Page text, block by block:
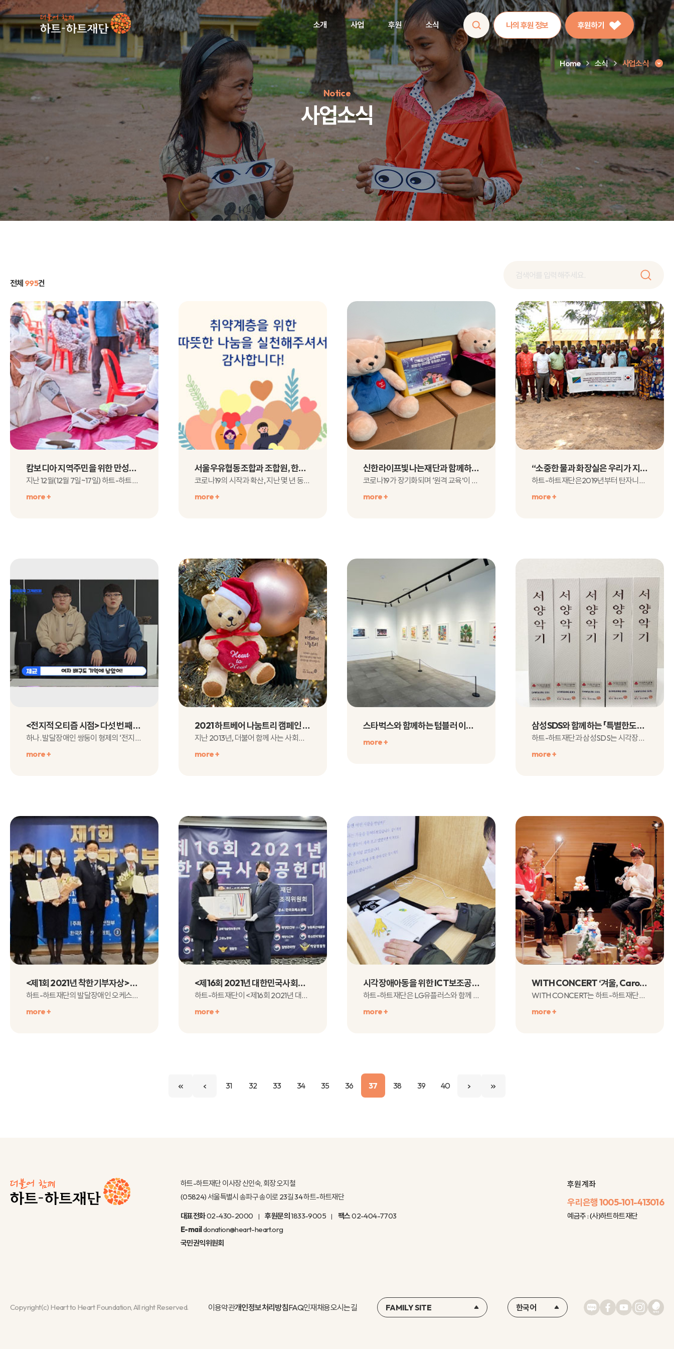
소개 사업 후원 소식 나의 후원 정보 후원하기
인기 키워드 #정기후원 #하트플레이스#캠페인#팬덤후원
Home 소식 사업소식
Notice
사업소식
사업소식
전체 995건
캄보디아 지역주민을 위한 만성질환관리센터 오픈
지난 12월(12월 7일~17일) 하트-하트재단 캄보디아 지부는 트마..
more +
서울우유협동조합과 조합원, 한컴과 함께한 취약계층아동 지원!
코로나19의 시작과 확산, 지난 몇 년 동안 취약계층 아동들의 경우 ..
more +
신한라이프빛나는재단과 함께하는 『IT학습교구 지원사업』 따뜻한 나눔의 소식!
코로나19가 장기화되며 ‘원격 교육’이 늘어나고 디지털 전환에..
more +
“소중한 물과 화장실은 우리가 지킬 거예요!”
하트-하트재단은2019년부터 탄자니아..
more +
<전지적 오티즘 시점> 다섯 번째 이야기
하나. 발달장애인 쌍둥이 형제의 ‘전지적 오티즘 시점’의 다섯 번째 이야기,&n..
more +
2021 하트베어 나눔트리 캠페인 소식
지난 2013년, 더불어 함께 사는 사회를 만들고자 시작된 『하트베어..
more +
스타벅스와 함께하는 텀블러 이미지 공모전 전시
more +
삼성SDS와 함께하는 「특별한도서」 언택트 봉사활동
하트-하트재단과 삼성SDS는 시각장애아동에게 꿈과 비전을 제시하고책 ..
more +
<제1회 2021년 착한기부자상> 행정안전부 장관상 수상!
하트-하트재단의 발달장애인 오케스트라 사업이 <제1회 착한기부자..
more +
<제16회 2021년 대한민국사회공헌대상> 질병관리청장상을 수상 수상!
하트-하트재단이 <제16회 2021년 대한민국 사회공헌대상_ 사..
more +
시각장애아동을 위한 ICT보조공학기기 지원!
하트-하트재단은 LG유플러스와 함께 시각장애아동의 안정적인 교육환경..
more +
WITH CONCERT ‘겨울, Carol Medley’
WITH CONCERT는 하트-하트재단이 ‘더불어 함께(WITH)‘를 모토로 2..
more +
31 32 33 34 35 36 37 38 39 40
하트-하트재단 이사장 신인숙, 회장 오지철
(05824) 서울특별시 송파구 송이로 23길 34 하트-하트재단
대표전화02-430-2000 후원문의1833-9005 팩스02-404-7703
E-maildonation@heart-heart.org
국민권익위원회
후원 계좌
우리은행1005-101-413016
예금주 : (사)하트하트재단
Copyright(c) Heart to Heart Foundation, All right Reserved. 이용약관개인정보처리방침FAQ인재채용오시는길 FAMILY SITE 한국어